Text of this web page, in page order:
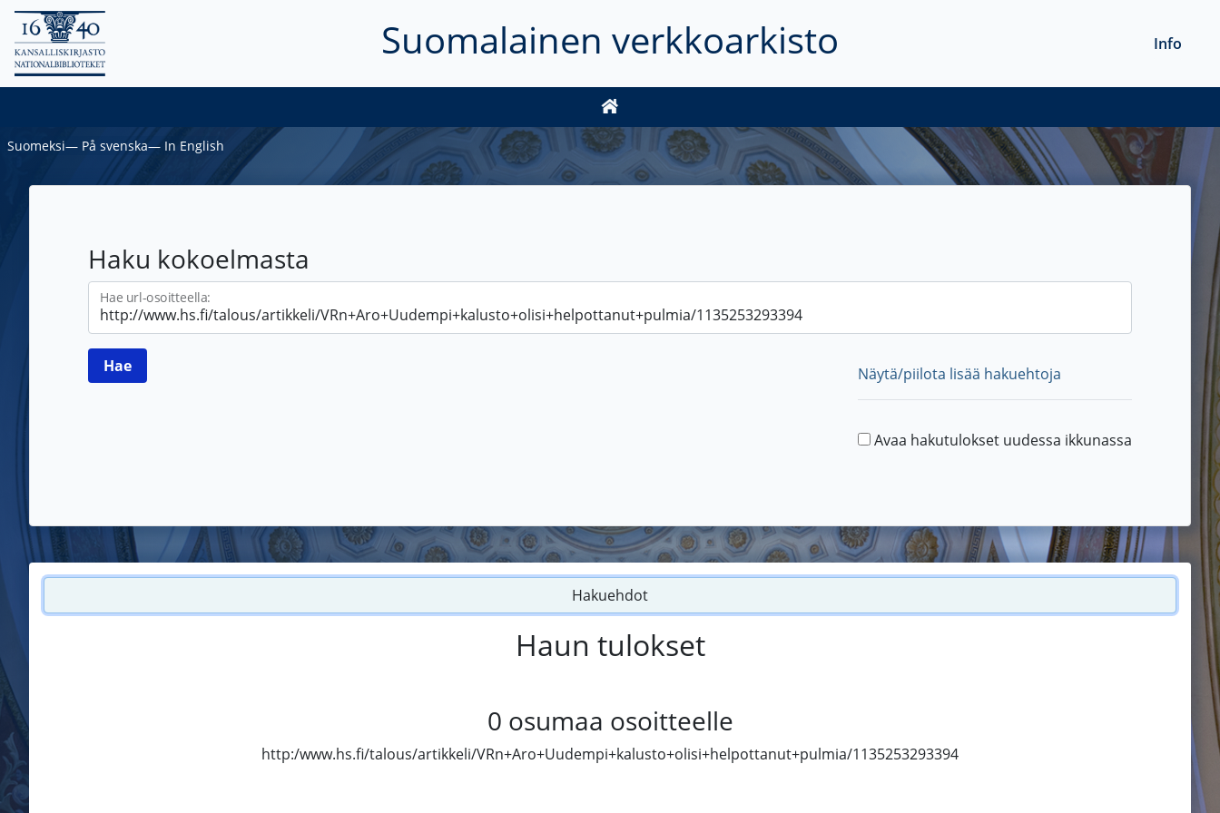
Suomalainen verkkoarkisto Info
Suomeksi― På svenska― In English
Haku kokoelmasta
Hae url-osoitteella:
Näytä/piilota lisää hakuehtoja
Avaa hakutulokset uudessa ikkunassa
Hakuehdot
Haun tulokset
0 osumaa osoitteelle
http:/www.hs.fi/talous/artikkeli/VRn+Aro+Uudempi+kalusto+olisi+helpottanut+pulmia/1135253293394